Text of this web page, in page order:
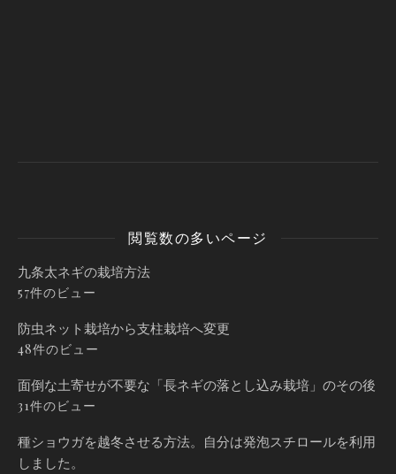
閲覧数の多いページ
九条太ネギの栽培方法
57件のビュー
防虫ネット栽培から支柱栽培へ変更
48件のビュー
面倒な土寄せが不要な「長ネギの落とし込み栽培」のその後
31件のビュー
種ショウガを越冬させる方法。自分は発泡スチロールを利用
しました。